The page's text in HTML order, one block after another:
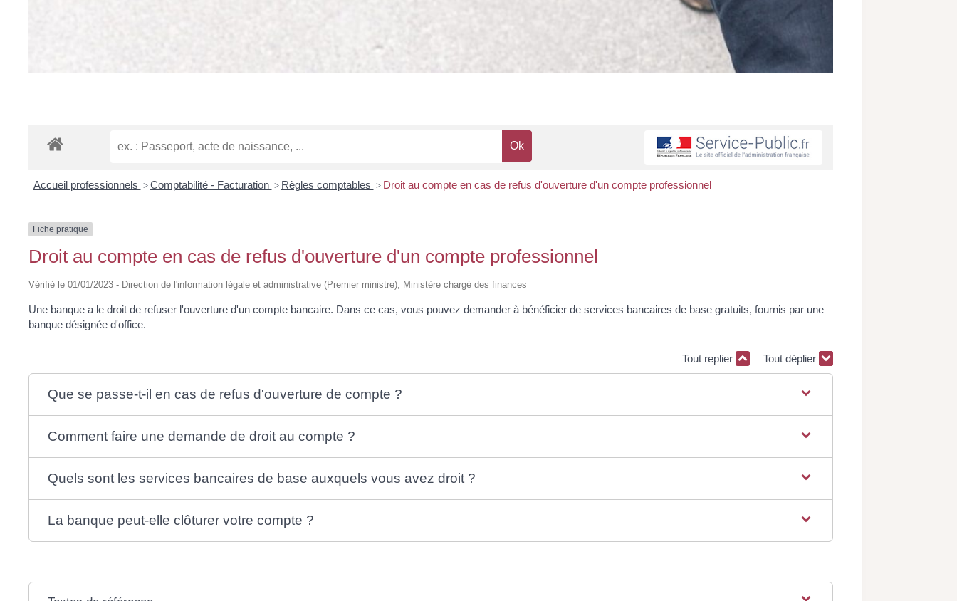
Accueil professionnels > Comptabilité - Facturation > Règles comptables > Droit au compte en cas de refus d'ouverture d'un compte professionnel
Fiche pratique
Droit au compte en cas de refus d'ouverture d'un compte professionnel
Vérifié le 01/01/2023 - Direction de l'information légale et administrative (Premier ministre), Ministère chargé des finances
Une banque a le droit de refuser l'ouverture d'un compte bancaire. Dans ce cas, vous pouvez demander à bénéficier de services bancaires de base gratuits, fournis par une
banque désignée d'office.
Tout replier Tout déplier
Que se passe-t-il en cas de refus d'ouverture de compte ?
Comment faire une demande de droit au compte ?
Quels sont les services bancaires de base auxquels vous avez droit ?
La banque peut-elle clôturer votre compte ?